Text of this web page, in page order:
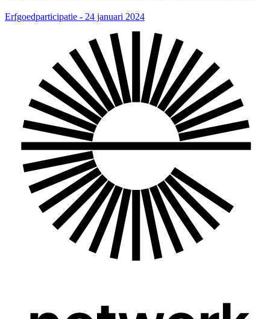
Erfgoedparticipatie - 24 januari 2024